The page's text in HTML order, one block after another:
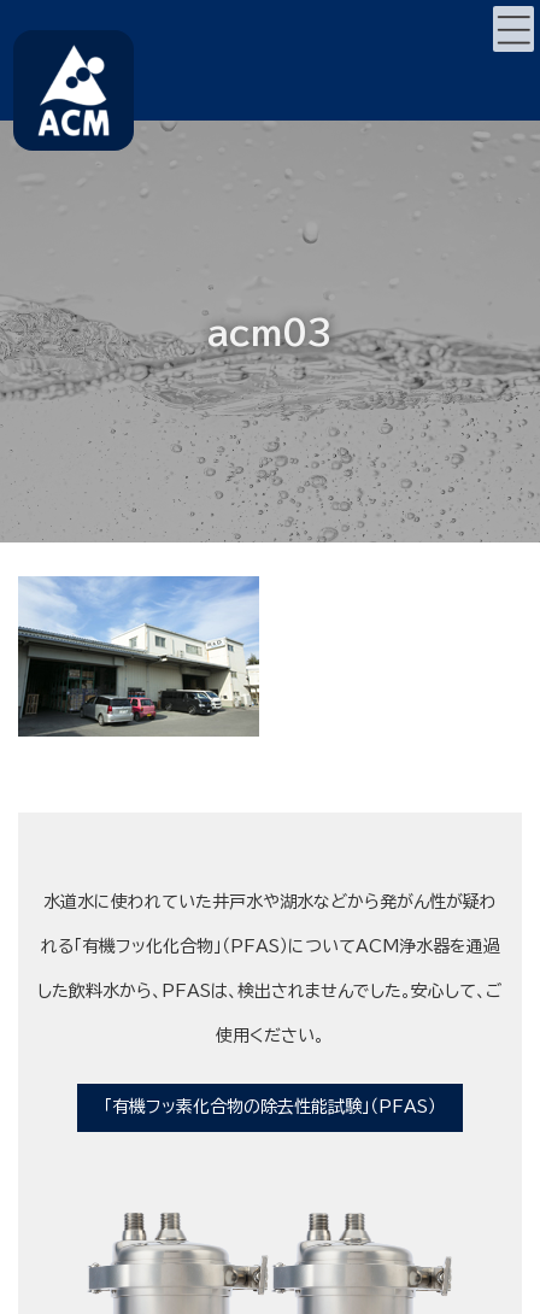
キ
ゲ
に
移
acm03
水道水に使われていた井戸水や湖水などから発がん性が疑わ
れる「有機フッ化化合物」（PFAS）についてACM浄水器を通過
した飲料水から、PFASは、検出されませんでした。安心して、ご
使用ください。
「有機フッ素化合物の除去性能試験」（PFAS）